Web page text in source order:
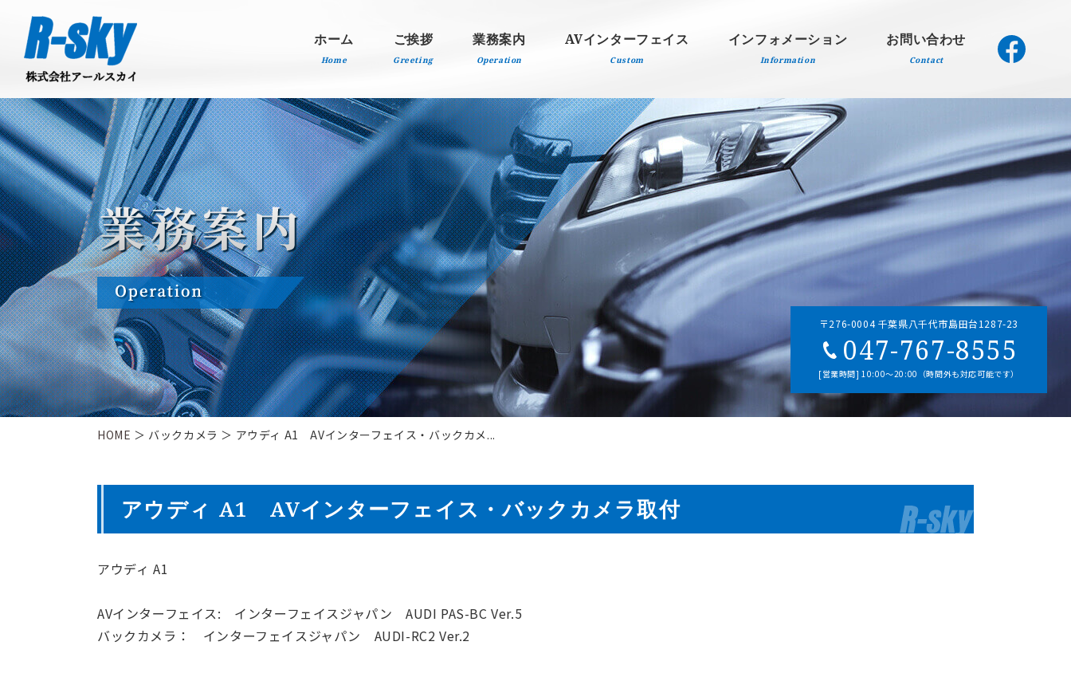
ホーム
Home
ご挨拶
Greeting
業務案内
Operation
AVインターフェイス
Custom
インフォメーション
Information
お問い合わせ
Contact
〒276-0004 千葉県八千代市島田台1287-23
047-767-8555
[営業時間] 10:00～20:00（時間外も対応可能です）
HOME ＞ バックカメラ ＞ アウディ A1 AVインターフェイス・バックカメ...
アウディ A1 AVインターフェイス・バックカメラ取付
アウディ A1
AVインターフェイス: インターフェイスジャパン AUDI PAS-BC Ver.5
バックカメラ： インターフェイスジャパン AUDI-RC2 Ver.2